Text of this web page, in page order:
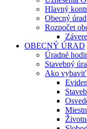
Hlavný
Obecný úrad
Rozpočet
OBECNÝ ÚRAD
Úradné
Stavebný
Ako vybaviť